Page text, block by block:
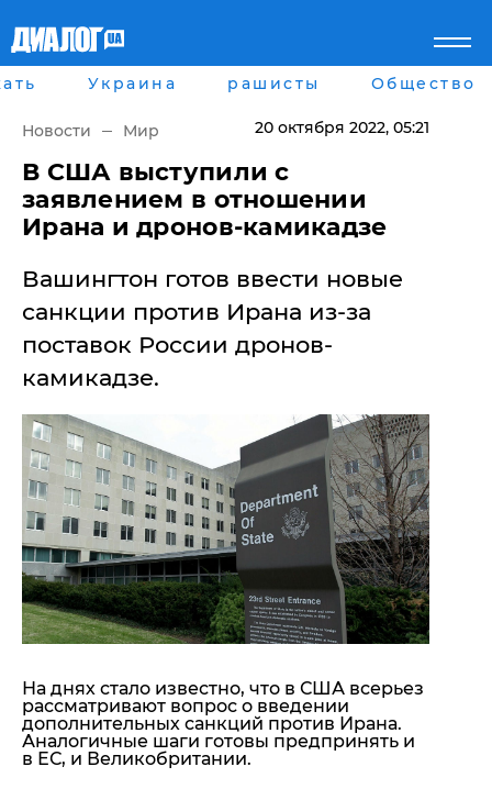
Главная
рассея
Мир
Беларусь
Военное обозрение
Наука и Техника
Мнение
Пресса
Шоу-биз
Здоровье
Спорт
Культура
Города
Харьков
Днепр
Львов
Война на Донбассе и в
Крыму
"ДНР"
"ЛНР"
Оккупация Крыма
Новости Крыма
Донбасс
Армия Украины
Лайф стайл
Здоровье
Помощь проекту
Стиль Диалога
Шоу-биз
Общество
Пресс-релизы
Пресс-релизы
Авторское
Мнение
Блоги
ИноСМИ
Украина рашисты Общество
Новости Мир 20 октября 2022, 05:21
​В США выступили с
заявлением в отношении
Ирана и дронов-камикадзе
Вашингтон готов ввести новые
санкции против Ирана из-за
поставок России дронов-
камикадзе.
На днях стало известно, что в США всерьез
рассматривают вопрос о введении
дополнительных санкций против Ирана.
Аналогичные шаги готовы предпринять и
в ЕС, и Великобритании.